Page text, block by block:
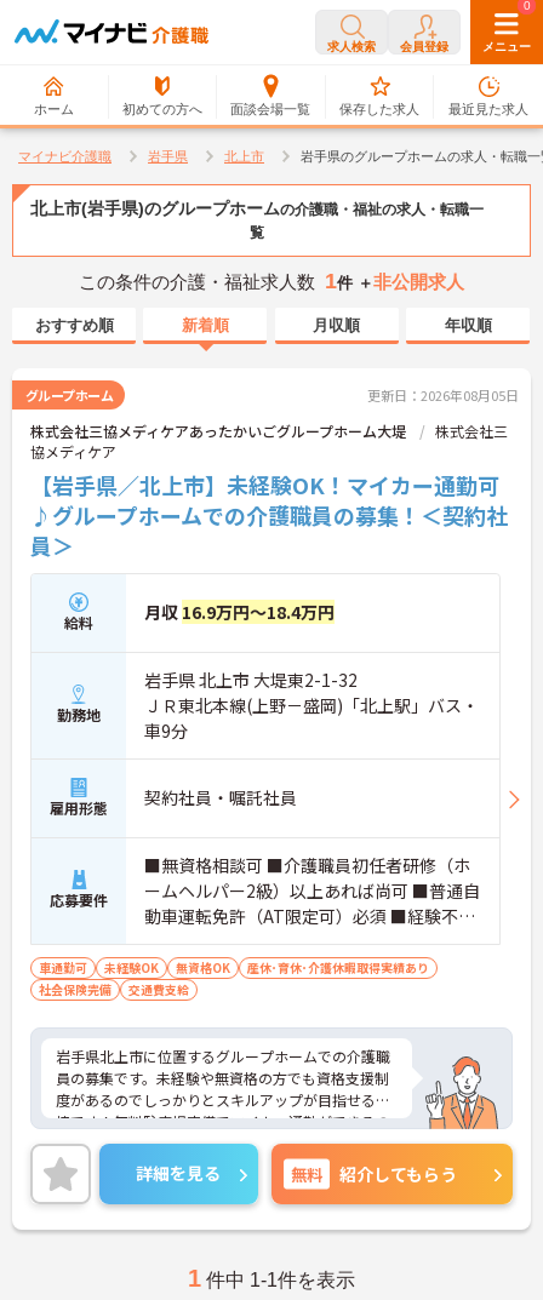
求人検索 会員登録 メニュー
ホーム 初めての方へ 面談会場一覧
0
保存した求人
0
最近見た求人
マイナビ介護職 岩手県 北上市 岩手県のグループホームの求人・転職一
北上市(岩手県)のグループホームの介護職・福祉の求人・転職一
覧
この条件の介護・福祉求人数 1件 ＋非公開求人
おすすめ順 新着順 月収順 年収順
グループホーム 更新日：2026年08月05日
株式会社三協メディケアあったかいごグループホーム大堤
株式会社三
協メディケア
【岩手県／北上市】未経験OK！マイカー通勤可
♪グループホームでの介護職員の募集！＜契約社
員＞
給料 月収 16.9万円～18.4万円
勤務地
岩手県 北上市 大堤東2-1-32
ＪＲ東北本線(上野－盛岡)「北上駅」バス・
車9分
雇用形態 契約社員・嘱託社員
応募要件
■無資格相談可 ■介護職員初任者研修（ホ
ームヘルパー2級）以上あれば尚可 ■普通自
動車運転免許（AT限定可）必須 ■経験不問
■高齢者施設での業務経験あれば尚可
車通勤可 未経験OK 無資格OK
産休･育休･介護休暇取得実績あり
社会保険完備
交通費支給
岩手県北上市に位置するグループホームでの介護職
員の募集です。未経験や無資格の方でも資格支援制
度があるのでしっかりとスキルアップが目指せる環
境です！無料駐車場完備でマイカー通勤ができるの
で便利です♪ご興味のある方はご面接のポイントお
伝えしますのでご気軽にお問い合わせください。
詳細を見る 無料 紹介してもらう
1 件中 1-1件を表示